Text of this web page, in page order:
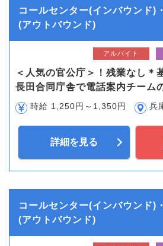
コールセンター(インバウンド)
(アウトバウンド)
アルバイト
＜人気の官公庁＞！残業なし＊
長田合同庁舎で電話案内チーム
時給 1,250円～1,350円 兵
詳細を見る
コールセンター(インバウンド)
(アウトバウンド)